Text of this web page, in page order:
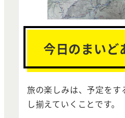
今日のまいど
旅の楽しみは、予定をす
し揃えていくことです。